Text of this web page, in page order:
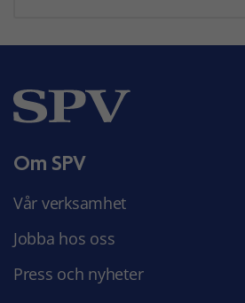
Om SPV
Vår verksamhet
Jobba hos oss
Press och nyheter